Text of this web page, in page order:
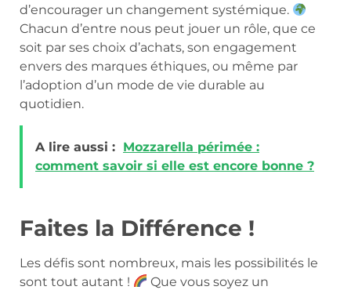
d’encourager un changement systémique.
Chacun d’entre nous peut jouer un rôle, que ce
soit par ses choix d’achats, son engagement
envers des marques éthiques, ou même par
l’adoption d’un mode de vie durable au
quotidien.
A lire aussi : Mozzarella périmée :
comment savoir si elle est encore bonne ?
Faites la Différence !
Les défis sont nombreux, mais les possibilités le
sont tout autant !
Que vous soyez un